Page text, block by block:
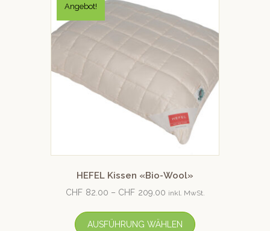
Angebot!
HEFEL Kissen «Bio-Wool»
CHF 82.00 – CHF 209.00 inkl. MwSt.
AUSFÜHRUNG WÄHLEN